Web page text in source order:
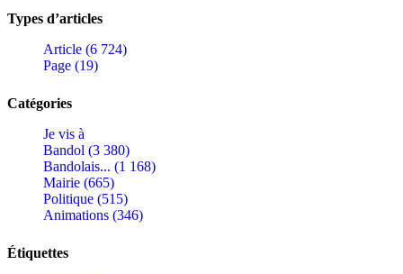
Types d’articles
Article (6 724)
Page (19)
Catégories
Je vis à
Bandol (3 380)
Bandolais... (1 168)
Mairie (665)
Politique (515)
Animations (346)
Étiquettes